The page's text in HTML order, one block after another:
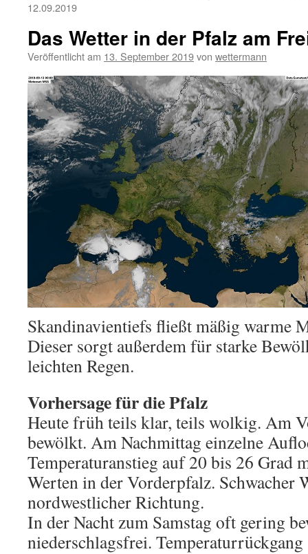
12.09.2019
Das Wetter in der Pfalz am
Veröffentlicht am 13. September 2019von wettermann
Skandinavientiefs fließt mäßig warme
Dieser sorgt außerdem für starke
leichten Regen.
Vorhersage für die Pfalz
Heute früh teils klar, teils wolkig. Am
bewölkt. Am Nachmittag einzelne
Temperaturanstieg auf 20 bis 26 Grad
Werten in der Vorderpfalz. Schwacher
nordwestlicher Richtung.
In der Nacht zum Samstag oft gering
niederschlagsfrei.